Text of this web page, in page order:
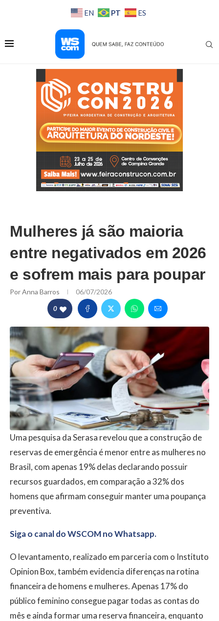
EN PT ES
Mulheres já são maioria
entre negativados em 2026
e sofrem mais para poupar
PorAnna Barros 06/07/2026
0
Uma pesquisa da Serasa revelou que a construção de
reservas de emergência é menor entre as mulheres no
Brasil, com apenas 19% delas declarando possuir
recursos guardados, em comparação a 32% dos
homens que afirmam conseguir manter uma poupança
preventiva.
Siga o canal do WSCOM no Whatsapp.
O levantamento, realizado em parceria com o Instituto
Opinion Box, também evidencia diferenças na rotina
financeira de homens e mulheres. Apenas 17% do
público feminino consegue pagar todas as contas do
mês e ainda formar uma reserva financeira, enquanto